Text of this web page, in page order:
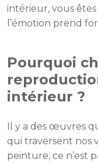
intérieur, vous
l’émotion prend
Pourquoi
intérieur ?
Il y a des œuvres
qui traversent nos
peinture, ce n’est